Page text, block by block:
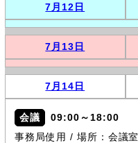
7月12日
7月13日
7月14日
会議
09:00～18:00
事務局使用 / 場所：会議室